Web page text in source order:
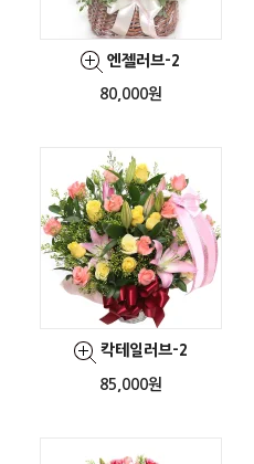
엔젤러브-2
80,000원
칵테일러브-2
85,000원